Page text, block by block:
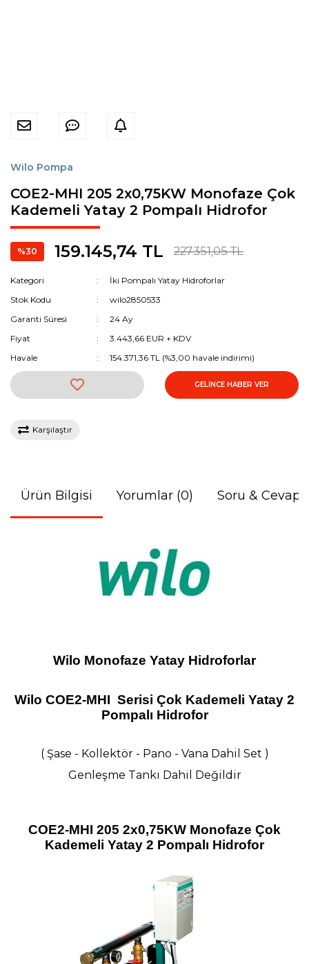
Wilo Pompa
COE2-MHI 205 2x0,75KW Monofaze Çok
Kademeli Yatay 2 Pompalı Hidrofor
%30 159.145,74 TL 227.351,05 TL
Kategori
İki Pompalı Yatay Hidroforlar
Stok Kodu
wilo2850533
Garanti Süresi
24 Ay
Fiyat
3.443,66 EUR + KDV
Havale
154.371,36 TL (%3,00 havale indirimi)
GELİNCE HABER VER
Karşılaştır
Ürün Bilgisi Yorumlar (0) Soru & Cevap
Wilo Monofaze Yatay Hidroforlar
Wilo COE2-MHI Serisi Çok Kademeli Yatay 2
Pompalı Hidrofor
( Şase - Kollektör - Pano - Vana Dahil Set )
Genleşme Tankı Dahil Değildir
COE2-MHI 205 2x0,75KW Monofaze Çok
Kademeli Yatay 2 Pompalı Hidrofor